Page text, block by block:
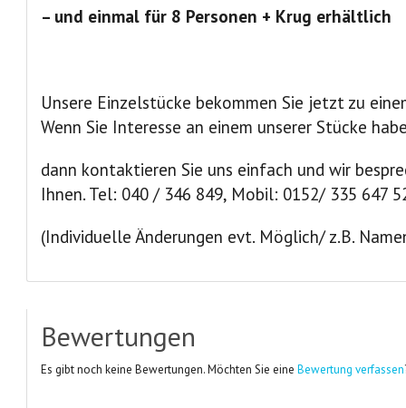
– und einmal für 8 Personen + Krug erhältlich
Unsere Einzelstücke bekommen Sie jetzt zu
Wenn Sie Interesse an einem unserer Stücke
dann kontaktieren Sie uns einfach und wir
Ihnen. Tel: 040 / 346 849, Mobil: 0152/ 335 647
(Individuelle Änderungen evt. Möglich/ z.B.
Bewertungen
Es gibt noch keine Bewertungen. Möchten Sie eineBewertung verfassen